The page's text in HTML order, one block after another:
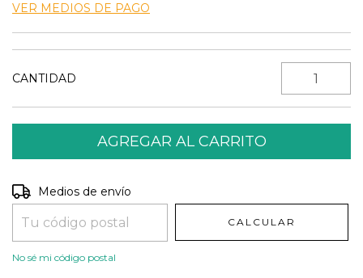
VER MEDIOS DE PAGO
CANTIDAD
Entregas para el CP:
Medios de envío
CALCULAR
No sé mi código postal